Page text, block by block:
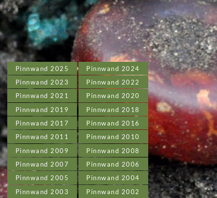
Pinnwand 2025
Pinnwand 2024
Pinnwand 2023
Pinnwand 2022
Pinnwand 2021
Pinnwand 2020
Pinnwand 2019
Pinnwand 2018
Pinnwand 2017
Pinnwand 2016
Pinnwand 2011
Pinnwand 2010
Pinnwand 2009
Pinnwand 2008
Pinnwand 2007
Pinnwand 2006
Pinnwand 2005
Pinnwand 2004
Pinnwand 2003
Pinnwand 2002